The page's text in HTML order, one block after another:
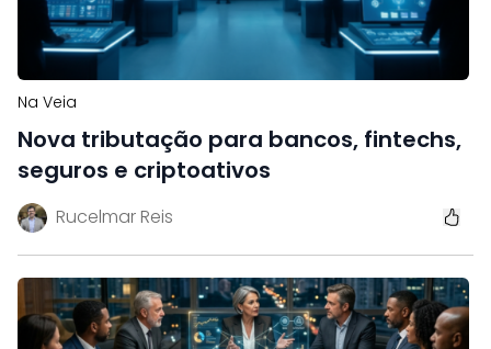
Na Veia
Nova tributação para bancos, fintechs,
seguros e criptoativos
Rucelmar Reis